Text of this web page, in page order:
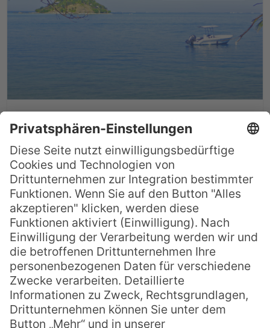
Reisebericht: Hawaii und Fiji
2014 – Teil 6
Liebe Leser, hier nun der sechste und
abschließende Teil des spannenden
Reiseberichts unseres Geschäftsführers
Jörg Poppen. Heute geht es weiter mit der
letzten Station auf den Fidschi Inseln,
einem drei-tägigen Aufenthalt auf Yasawa
Island. Wie hat Ihnen der Reiseverlauf
gefallen? Was hätten Sie auch gerne mal